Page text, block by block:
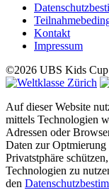
Kontakt
Impressum
©2026 UBS Kids Cup
Auf dieser Website
mittels Technologien
Adressen oder
Daten zur
Privatstphäre
Technologien zu
den